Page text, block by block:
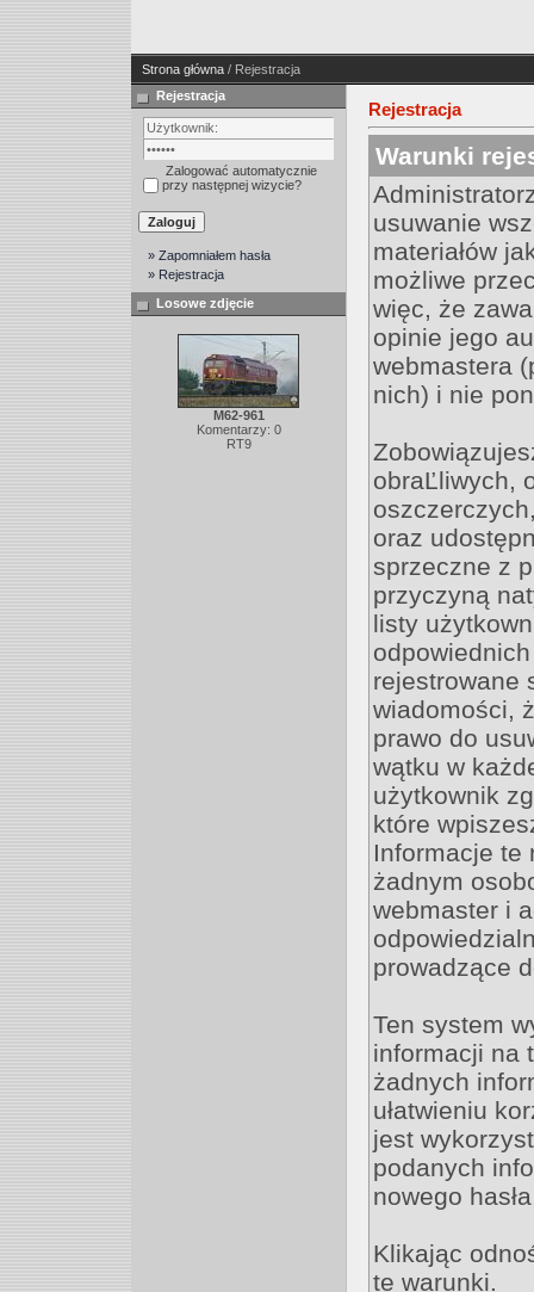
Strona główna / Rejestracja
Rejestracja
Zalogować automatycznie
przy następnej wizycie?
» Zapomniałem hasła
» Rejestracja
Losowe zdjęcie
M62-961
Komentarzy: 0
RT9
Rejestracja
Warunki
usuwanie
materiałów
możliwe
więc, że
opinie jego
webmastera
nich) i nie
obraĽliwych,
oraz
sprzeczne z
przyczyną
listy
rejestrowane
wiadomości,
prawo do
wątku w
użytkownik
które
Informacje te
żadnym
webmaster i
prowadzące
Ten system
informacji na
żadnych
ułatwieniu
jest
podanych
nowego
Klikając
te warunki.